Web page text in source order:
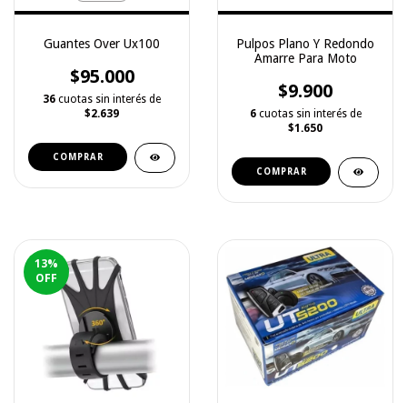
Guantes Over Ux100
$95.000
36 cuotas sin interés de
$2.639
COMPRAR
Pulpos Plano Y Redondo
Amarre Para Moto
$9.900
6cuotas sin interés de
$1.650
COMPRAR
13%
OFF